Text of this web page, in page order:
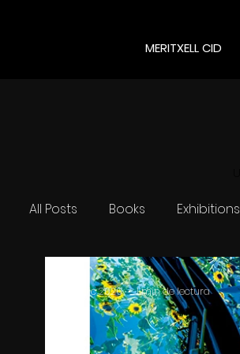
MERITXELL CID
All Posts Books Exhibitions
22 dic 2020 1 min de lectura